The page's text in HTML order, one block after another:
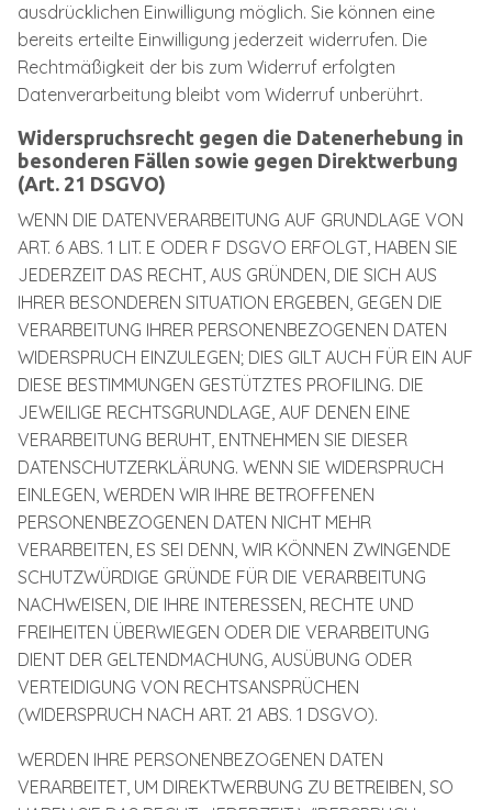
ausdrücklichen Einwilligung möglich. Sie können eine
bereits erteilte Einwilligung jederzeit widerrufen. Die
Rechtmäßigkeit der bis zum Widerruf erfolgten
Datenverarbeitung bleibt vom Widerruf unberührt.
Widerspruchsrecht gegen die Datenerhebung in
besonderen Fällen sowie gegen Direktwerbung
(Art. 21 DSGVO)
WENN DIE DATENVERARBEITUNG AUF GRUNDLAGE VON
ART. 6 ABS. 1 LIT. E ODER F DSGVO ERFOLGT, HABEN SIE
JEDERZEIT DAS RECHT, AUS GRÜNDEN, DIE SICH AUS
IHRER BESONDEREN SITUATION ERGEBEN, GEGEN DIE
VERARBEITUNG IHRER PERSONENBEZOGENEN DATEN
WIDERSPRUCH EINZULEGEN; DIES GILT AUCH FÜR EIN AUF
DIESE BESTIMMUNGEN GESTÜTZTES PROFILING. DIE
JEWEILIGE RECHTSGRUNDLAGE, AUF DENEN EINE
VERARBEITUNG BERUHT, ENTNEHMEN SIE DIESER
DATENSCHUTZERKLÄRUNG. WENN SIE WIDERSPRUCH
EINLEGEN, WERDEN WIR IHRE BETROFFENEN
PERSONENBEZOGENEN DATEN NICHT MEHR
VERARBEITEN, ES SEI DENN, WIR KÖNNEN ZWINGENDE
SCHUTZWÜRDIGE GRÜNDE FÜR DIE VERARBEITUNG
NACHWEISEN, DIE IHRE INTERESSEN, RECHTE UND
FREIHEITEN ÜBERWIEGEN ODER DIE VERARBEITUNG
DIENT DER GELTENDMACHUNG, AUSÜBUNG ODER
VERTEIDIGUNG VON RECHTSANSPRÜCHEN
(WIDERSPRUCH NACH ART. 21 ABS. 1 DSGVO).
WERDEN IHRE PERSONENBEZOGENEN DATEN
VERARBEITET, UM DIREKTWERBUNG ZU BETREIBEN, SO